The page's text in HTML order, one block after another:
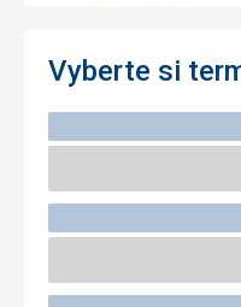
Vyberte si